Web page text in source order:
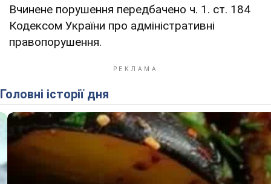
Вчинене порушення передбачено ч. 1. ст. 184
Кодексом України про адміністративні
правопорушення.
Головні історії дня